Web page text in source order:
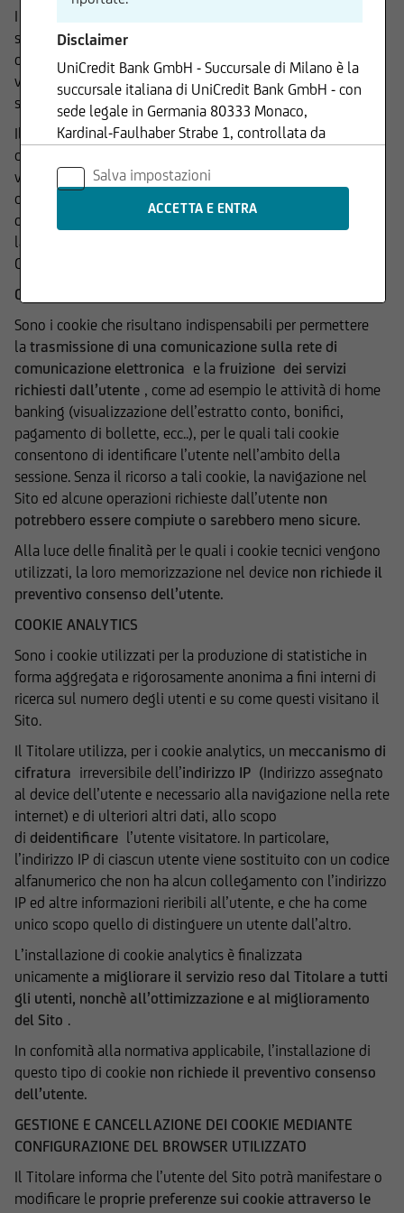
I cookie sono stringhe di testo di piccole dimensioni che i
siti web visitati dall’utente inviano al browser del suo
device (PC, Notebook, Smartphone, Tablet, ecc..), dove
vengono memorizzati per essere poi ritrasmessi agli stessi
siti alla successiva visita del medesimo utente.
Il Titolare informa che questo Sito utilizza, anche in
combinazione tra di loro e nel rispetto della normativa
vigente, le tipologie di cookie di seguito descritte e
classificate sulla base dei provvedimenti e delle indicazioni
delle autorità competenti, ivi inclusa l’Autorità Garante per
la Protezione dei Dati Personali (il “
Comitato Europeo per la Protezione dei Dati (EDPB).
COOKIE TECNICI
Sono i cookie che risultano indispensabili per permettere
la trasmissione di una comunicazione sulla rete di
comunicazione elettronica e la fruizione dei servizi
richiesti dall’utente , come ad esempio le attività di home
banking (visualizzazione dell’estratto conto, bonifici,
pagamento di bollette, ecc..), per le quali tali cookie
consentono di identificare l’utente nell’ambito della
sessione. Senza il ricorso a tali cookie, la navigazione nel
Sito ed alcune operazioni richieste dall’utente non
potrebbero essere compiute o sarebbero meno sicure.
Alla luce delle finalità per le quali i cookie tecnici vengono
utilizzati, la loro memorizzazione nel device non richiede il
preventivo consenso dell’utente.
COOKIE ANALYTICS
Sono i cookie utilizzati per la produzione di statistiche in
forma aggregata e rigorosamente anonima a fini interni di
ricerca sul numero degli utenti e su come questi visitano il
Sito.
Il Titolare utilizza, per i cookie analytics, un meccanismo di
cifratura irreversibile dell’indirizzo IP (Indirizzo assegnato
al device dell’utente e necessario alla navigazione nella rete
internet) e di ulteriori altri dati, allo scopo
di deidentificare l’utente visitatore. In particolare,
l’indirizzo IP di ciascun utente viene sostituito con un codice
alfanumerico che non ha alcun collegamento con l’indirizzo
IP ed altre informazioni rieribili all’utente, e che ha come
unico scopo quello di distinguere un utente dall’altro.
L’installazione di cookie analytics è finalizzata
unicamente a migliorare il servizio reso dal Titolare a tutti
gli utenti, nonchè all’ottimizzazione e al miglioramento
del Sito .
In confomità alla normativa applicabile, l’installazione di
questo tipo di cookie non richiede il preventivo consenso
dell’utente.
GESTIONE E CANCELLAZIONE DEI COOKIE MEDIANTE
CONFIGURAZIONE DEL BROWSER UTILIZZATO
Il Titolare informa che l’utente del Sito potrà manifestare o
modificare le proprie preferenze sui cookie attraverso le
Disclaimer
UniCredit Bank GmbH - Succursale di Milano è la
succursale italiana di UniCredit Bank GmbH - con
sede legale in Germania 80333 Monaco,
Kardinal-Faulhaber Strabe 1, controllata da
Bancario UniCredit.
Le informazioni contenute nel Sito sono
I contenuti del Sito - che comprendono dati,
notizie, informazioni, immagini, grafici, disegni e
marchi - sono coperti da copyright e dalla
normativa in materia di proprietà
industriale. UniCredit Bank GmbH - Succursale di
Milano ha facoltà di modificare, in qualsiasi
momento, a propria discrezione, i contenuti e le
modalità funzionali ed operative del Sito, senza
alcun preavviso.
All'utente non è concessa alcuna licenza né
diritto d'uso e, pertanto, non è consentito
registrate tali contenuti - in tutto o in parte - su
alcun tipo di supporto, riprodurli, copiarli,
senza preventiva autorizzazione scritta.
UniCredit Bank GmbH - Succursale di Milano
cura che le informazioni che vengono pubblicate
essere ritenuta responsabile per l'eventuale non
accuratezza o completezza delle stesse. Le
informazioni pubblicate sul Sito possono,
inoltre, basarsi su determinati dati, presupposti,
opinioni o previsioni che possono cambiare nel
tempo; in particolare i prezzi e i valori pubblicati
si intendono riferiti alla data e all'ora
espressamente riportati; l'utente dovrà,
pertanto, verificarne sempre l'attualità.
UniCredit Bank GmbH - Succursale di Milano non
è in alcun modo responsabile del contenuto di
qualsiasi altro sito web tramite il quale -
attraverso un hyperlink - l'utente abbia
raggiunto il Sito e di quello dei siti web
accessibili, via hyperlink, dal Sito medesimo, né
per qualsiasi ragione in conseguenza
dell'accesso da parte del medesimo a siti web
cui il Sito sia collegato attraverso hyperlink.
Salva impostazioni